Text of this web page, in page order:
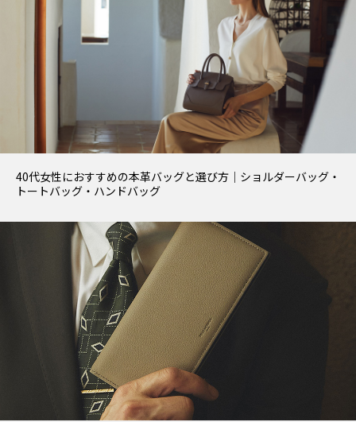
40代女性におすすめの本革バッグと選び方｜ショルダーバッグ・
トートバッグ・ハンドバッグ